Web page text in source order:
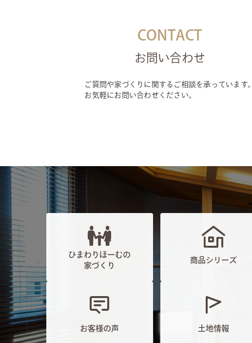
CONTACT
お問い合わせ
ご質問や家づくりに関するご相談を承っています。
お気軽にお問い合わせください。
ひまわりほーむの
家づくり
商品シリーズ
お客様の声 土地情報